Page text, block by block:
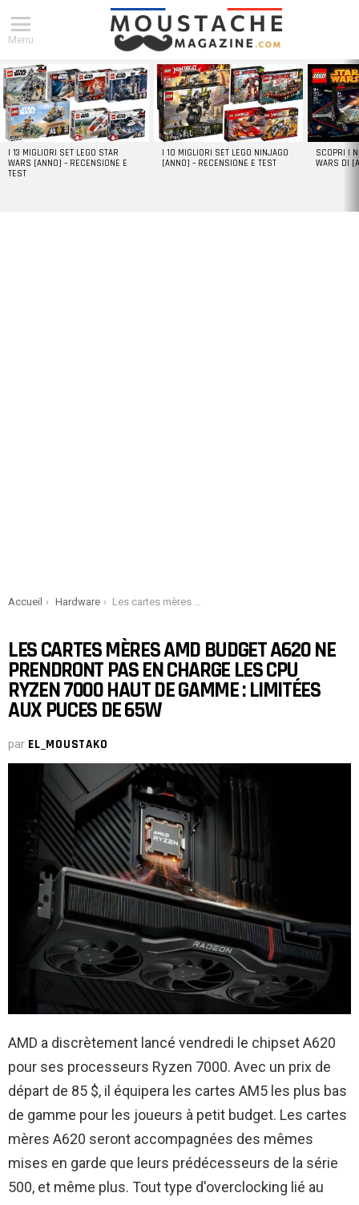
Menu
DERNIERS
ARTICLES
I 13 MIGLIORI SET LEGO STAR
WARS [ANNO] – RECENSIONE E
TEST
I 10 MIGLIORI SET LEGO NINJAGO
[ANNO] – RECENSIONE E TEST
SCOPRI I
WARS DI
You are here:
Accueil Hardware Les cartes mères AMD Budget A620 ne prendront pas en charge les CPU Ryzen 7000 haut de gamme : Limitées aux puces de 65W
LES CARTES MÈRES AMD BUDGET A620 NE
PRENDRONT PAS EN CHARGE LES CPU
RYZEN 7000 HAUT DE GAMME : LIMITÉES
AUX PUCES DE 65W
par EL_MOUSTAKO
AMD a discrètement lancé vendredi le chipset A620
pour ses processeurs Ryzen 7000. Avec un prix de
départ de 85 $, il équipera les cartes AM5 les plus bas
de gamme pour les joueurs à petit budget. Les cartes
mères A620 seront accompagnées des mêmes
mises en garde que leurs prédécesseurs de la série
500, et même plus. Tout type d'overclocking lié au